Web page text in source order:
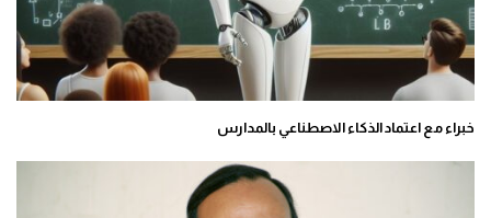
خبراء مع اعتماد الذكاء الاصطناعي بالمدارس